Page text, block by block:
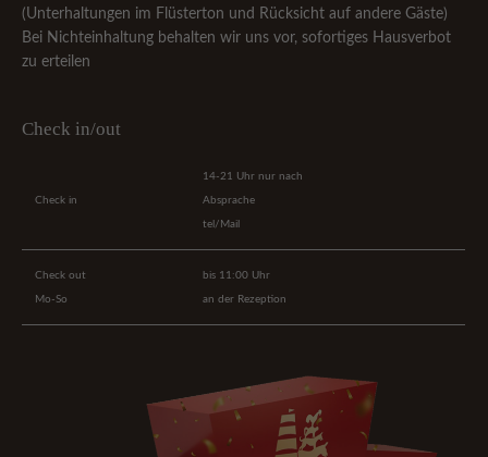
(Unterhaltungen im Flüsterton und Rücksicht auf andere Gäste)
Bei Nichteinhaltung behalten wir uns vor, sofortiges Hausverbot
zu erteilen
Check in/out
Check in
14-21 Uhr nur nach
Absprache
tel/Mail
Check out
Mo-So
bis 11:00 Uhr
an der Rezeption